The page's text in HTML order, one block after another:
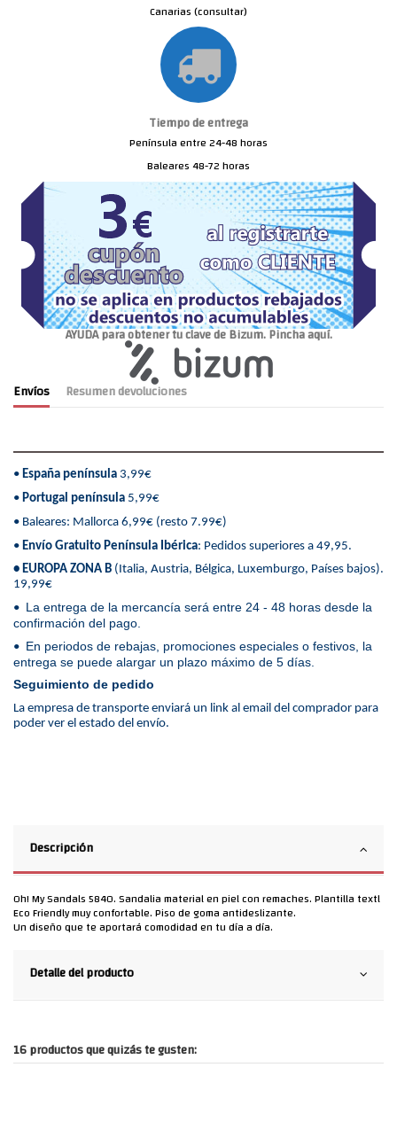
Canarias (consultar)
Tiempo de entrega
Península entre 24-48 horas
Baleares 48-72 horas
AYUDA para obtener tu clave de Bizum. Pincha aquí.
Envíos Resumen devoluciones
• España península 3,99€
• Portugal península 5,99€
• Baleares: Mallorca 6,99€ (resto 7.99€)
• Envío Gratuito Península Ibérica: Pedidos superiores a 49,95.
• EUROPA ZONA B (Italia, Austria, Bélgica, Luxemburgo, Países bajos).
19,99€
• La entrega de la mercancía será entre 24 - 48 horas desde la
confirmación del pago.
• En periodos de rebajas, promociones especiales o festivos, la
entrega se puede alargar un plazo máximo de 5 días.
Seguimiento de pedido
La empresa de transporte enviará un link al email del comprador para
poder ver el estado del envío.
Descripción
Oh! My Sandals 5840. Sandalia material en piel con remaches. Plantilla textl
Eco Friendly muy confortable. Piso de goma antideslizante.
Un diseño que te aportará comodidad en tu día a día.
Detalle del producto
16 productos que quizás te gusten: